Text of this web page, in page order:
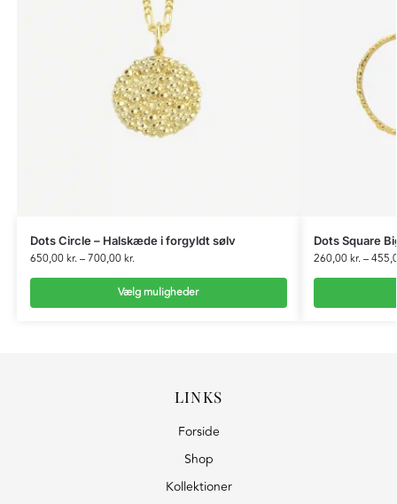
Dots Circle – Halskæde i forgyldt sølv
650,00kr.–700,00kr.
Vælg muligheder
Dots Square
260,00kr.–
LINKS
Forside
Shop
Kollektioner